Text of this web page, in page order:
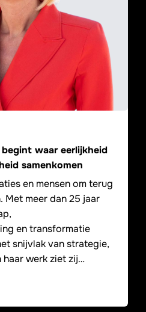
waar eerlijkheid
samenkomen
en mensen om terug
Met meer dan 25 jaar
en transformatie
snijvlak van strategie,
haar werk ziet zij…